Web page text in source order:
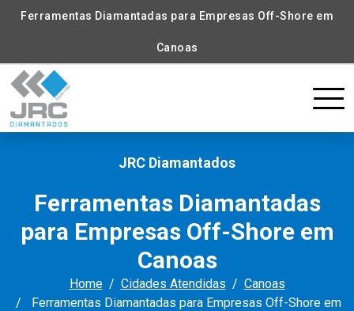
Ferramentas Diamantadas para Empresas Off-Shore em
Canoas
JRC Diamantados
Ferramentas Diamantadas
para Empresas Off-Shore em
Canoas
Home Cidades Atendidas
Canoas
Ferramentas Diamantadas para Empresas Off-Shore em